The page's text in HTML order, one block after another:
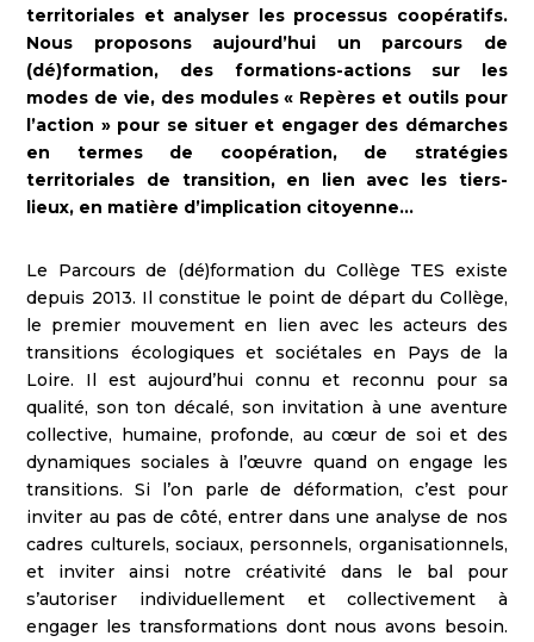
territoriales et analyser les processus coopératifs.
Nous proposons aujourd’hui un parcours de
(dé)formation, des formations-actions sur les
modes de vie, des modules « Repères et outils pour
l’action » pour se situer et engager des démarches
en termes de coopération, de stratégies
territoriales de transition, en lien avec les tiers-
lieux, en matière d’implication citoyenne…
Le Parcours de (dé)formation du Collège TES existe
depuis 2013. Il constitue le point de départ du Collège,
le premier mouvement en lien avec les acteurs des
transitions écologiques et sociétales en Pays de la
Loire. Il est aujourd’hui connu et reconnu pour sa
qualité, son ton décalé, son invitation à une aventure
collective, humaine, profonde, au cœur de soi et des
dynamiques sociales à l’œuvre quand on engage les
transitions. Si l’on parle de déformation, c’est pour
inviter au pas de côté, entrer dans une analyse de nos
cadres culturels, sociaux, personnels, organisationnels,
et inviter ainsi notre créativité dans le bal pour
s’autoriser individuellement et collectivement à
engager les transformations dont nous avons besoin.